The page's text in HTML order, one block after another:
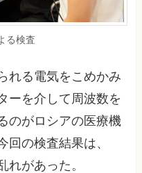
る検査
れる電気をこめかみ
ーを介して周波数を
のがロシアの医療機
回の検査結果は、
れがあった。